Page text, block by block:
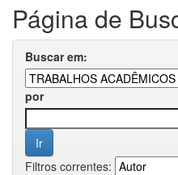
Página de
Buscar em:
por
Filtros correntes: